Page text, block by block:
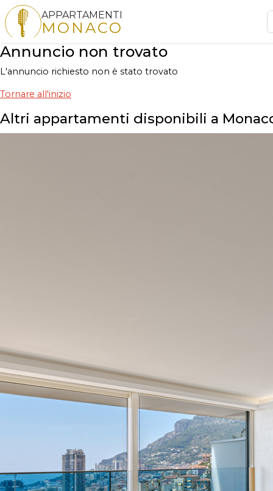
APPARTAMENTI
MONACO
Annuncio non trovato
L'annuncio richiesto non è stato trovato
Tornare all'inizio
Altri appartamenti disponibili a